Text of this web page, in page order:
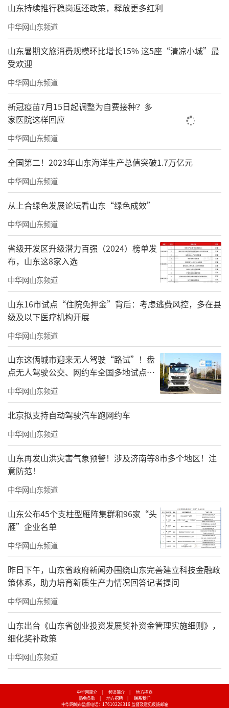
山东持续推行稳岗返还政策，释放更多红利
中华网山东频道
山东暑期文旅消费规模环比增长15% 这5座“清凉小城”最
受欢迎
中华网山东频道
新冠疫苗7月15日起调整为自费接种？多
家医院这样回应
中华网山东频道
全国第二！2023年山东海洋生产总值突破1.7万亿元
中华网山东频道
从上合绿色发展论坛看山东“绿色成效”
中华网山东频道
省级开发区升级潜力百强（2024）榜单发
布，山东这8家入选
中华网山东频道
山东16市试点“住院免押金”背后：考虑逃费风控，多在县
级及以下医疗机构开展
中华网山东频道
山东这俩城市迎来无人驾驶“路试”！盘
点无人驾驶公交、网约车全国多地试点之
路
中华网山东频道
北京拟支持自动驾驶汽车跑网约车
中华网山东频道
山东再发山洪灾害气象预警！涉及济南等8市多个地区！注
意防范！
中华网山东频道
山东公布45个支柱型雁阵集群和96家“头
雁”企业名单
中华网山东频道
昨日下午，山东省政府新闻办围绕山东完善建立科技金融政
策体系，助力培育新质生产力情况回答记者提问
中华网山东频道
山东出台《山东省创业投资发展奖补资金管理实施细则》，
细化奖补政策
中华网山东频道
中华网简介 | 频道简介 |
地方招商
豁免条款
| 地方招聘 |
联系我们
中华网城市监督电话：17610228316 监督及意见反馈邮箱